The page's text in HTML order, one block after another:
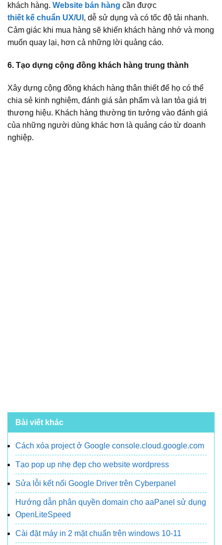
khách hàng. Website bán hàng cần được
thiết kế chuẩn UX/UI , dễ sử dụng và có tốc độ tải nhanh.
Cảm giác khi mua hàng sẽ khiến khách hàng nhớ và mong
muốn quay lại, hơn cả những lời quảng cáo.
6. Tạo dựng cộng đồng khách hàng trung thành
Xây dựng cộng đồng khách hàng thân thiết để họ có thể
chia sẻ kinh nghiệm, đánh giá sản phẩm và lan tỏa giá trị
thương hiệu. Khách hàng thường tin tưởng vào đánh giá
của những người dùng khác hơn là quảng cáo từ doanh
nghiệp.
Bài viết khác
Cách xóa project ở Google console.cloud.google.com
Tạo pop up nhẹ đẹp cho website wordpress
Sửa lỗi kết nối Google Driver trên Cyberpanel
Hướng dẫn phân quyền domain cho aaPanel sử dụng
OpenLiteSpeed
Cài đặt máy in 2 mặt chuẩn trên windows 10-11